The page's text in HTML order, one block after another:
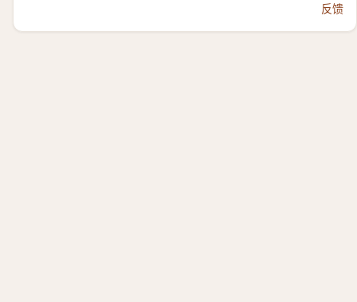
反馈